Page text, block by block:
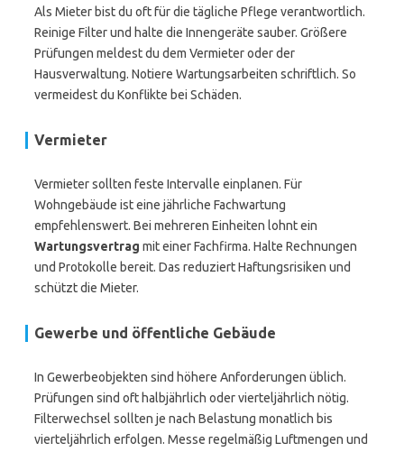
Als Mieter bist du oft für die tägliche Pflege verantwortlich.
Reinige Filter und halte die Innengeräte sauber. Größere
Prüfungen meldest du dem Vermieter oder der
Hausverwaltung. Notiere Wartungsarbeiten schriftlich. So
vermeidest du Konflikte bei Schäden.
Vermieter
Vermieter sollten feste Intervalle einplanen. Für
Wohngebäude ist eine jährliche Fachwartung
empfehlenswert. Bei mehreren Einheiten lohnt ein
Wartungsvertrag mit einer Fachfirma. Halte Rechnungen
und Protokolle bereit. Das reduziert Haftungsrisiken und
schützt die Mieter.
Gewerbe und öffentliche Gebäude
In Gewerbeobjekten sind höhere Anforderungen üblich.
Prüfungen sind oft halbjährlich oder vierteljährlich nötig.
Filterwechsel sollten je nach Belastung monatlich bis
vierteljährlich erfolgen. Messe regelmäßig Luftmengen und